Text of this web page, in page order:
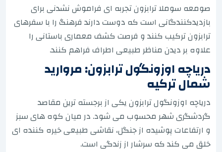
صومعه سوملا ترابزون تجربه ای فراموش نشدنی برای
بازدیدکنندگانی است که دوست دارند فرهنگ را با سفرهای
ترابزون ترکیب کنند و فرصت کشف معماری باستانی را
علاوه بر دیدن مناظر طبیعی اطراف فراهم کنند.
دریاچه اوزونگول ترابزون: مروارید
شمال ترکیه
دریاچه اوزونگول ترابزون یکی از برجسته ترین مقاصد
گردشگری شهر محسوب می شود. در میان کوه های سبز
و ارتفاعات پوشیده از جنگل، نقاشی طبیعی خیره کننده ای
خلق می کند که سرشار از زندگی است.